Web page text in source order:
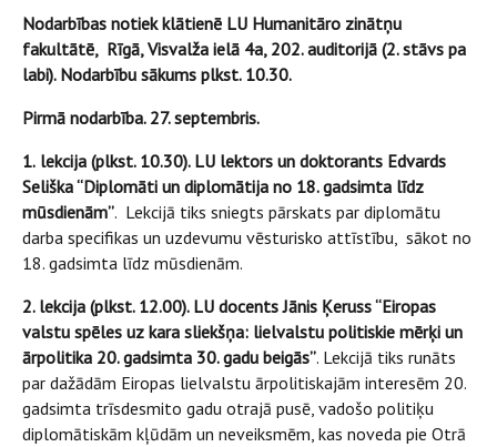
Nodarbības notiek klātienē LU Humanitāro zinātņu
fakultātē, Rīgā, Visvalža ielā 4a, 202. auditorijā (2. stāvs pa
labi). Nodarbību sākums plkst. 10.30.
Pirmā nodarbība. 27. septembris.
1. lekcija (plkst. 10.30). LU lektors un doktorants Edvards
Seliška “Diplomāti un diplomātija no 18. gadsimta līdz
mūsdienām”. Lekcijā tiks sniegts pārskats par diplomātu
darba specifikas un uzdevumu vēsturisko attīstību, sākot no
18. gadsimta līdz mūsdienām.
2. lekcija (plkst. 12.00). LU docents Jānis Ķeruss “Eiropas
valstu spēles uz kara sliekšņa: lielvalstu politiskie mērķi un
ārpolitika 20. gadsimta 30. gadu beigās”. Lekcijā tiks runāts
par dažādām Eiropas lielvalstu ārpolitiskajām interesēm 20.
gadsimta trīsdesmito gadu otrajā pusē, vadošo politiķu
diplomātiskām kļūdām un neveiksmēm, kas noveda pie Otrā